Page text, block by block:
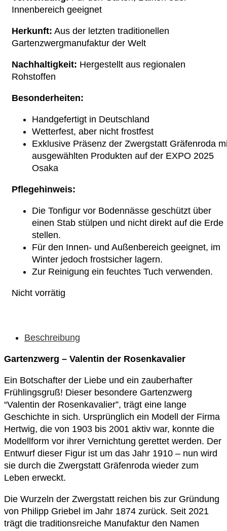
Innenbereich geeignet
Herkunft: Aus der letzten traditionellen
Gartenzwergmanufaktur der Welt
Nachhaltigkeit: Hergestellt aus regionalen
Rohstoffen
Besonderheiten:
Handgefertigt in Deutschland
Wetterfest, aber nicht frostfest
Exklusive Präsenz der Zwergstatt Gräfenroda
ausgewählten Produkten auf der EXPO 2025
Osaka
Pflegehinweis:
Die Tonfigur vor Bodennässe geschützt über
einen Stab stülpen und nicht direkt auf die Erde
stellen.
Für den Innen- und Außenbereich geeignet, im
Winter jedoch frostsicher lagern.
Zur Reinigung ein feuchtes Tuch verwenden.
Nicht vorrätig
Beschreibung
Gartenzwerg – Valentin der Rosenkavalier
Ein Botschafter der Liebe und ein zauberhafter
Frühlingsgruß! Dieser besondere Gartenzwerg
“Valentin der Rosenkavalier”, trägt eine lange
Geschichte in sich. Ursprünglich ein Modell der Firma
Hertwig, die von 1903 bis 2001 aktiv war, konnte die
Modellform vor ihrer Vernichtung gerettet werden. Der
Entwurf dieser Figur ist um das Jahr 1910 – nun wird
sie durch die Zwergstatt Gräfenroda wieder zum
Leben erweckt.
Die Wurzeln der Zwergstatt reichen bis zur Gründung
von Philipp Griebel im Jahr 1874 zurück. Seit 2021
trägt die traditionsreiche Manufaktur den Namen